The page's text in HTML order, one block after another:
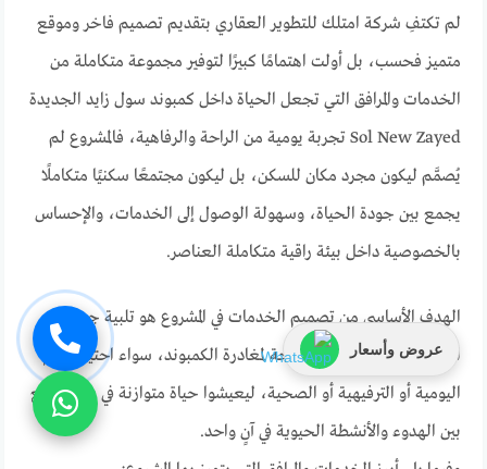
لم تكتفِ شركة امتلك للتطوير العقاري بتقديم تصميم فاخر وموقع
متميز فحسب، بل أولت اهتمامًا كبيرًا لتوفير مجموعة متكاملة من
الخدمات والمرافق التي تجعل الحياة داخل كمبوند سول زايد الجديدة
Sol New Zayed تجربة يومية من الراحة والرفاهية، فالمشروع لم
يُصمَّم ليكون مجرد مكان للسكن، بل ليكون مجتمعًا سكنيًا متكاملًا
يجمع بين جودة الحياة، وسهولة الوصول إلى الخدمات، والإحساس
بالخصوصية داخل بيئة راقية متكاملة العناصر.
الهدف الأساسي من تصميم الخدمات في المشروع هو تلبية جميع
احتياجات السكان دون الحاجة لمغادرة الكمبوند، سواء احتياجاتهم
اليومية أو الترفيهية أو الصحية، ليعيشوا حياة متوازنة في بيئة تجمع
بين الهدوء والأنشطة الحيوية في آنٍ واحد.
عروض وأسعار